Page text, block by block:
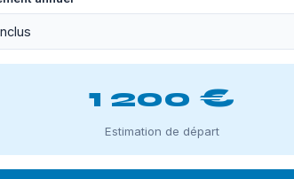
1 200 €
Estimation de départ